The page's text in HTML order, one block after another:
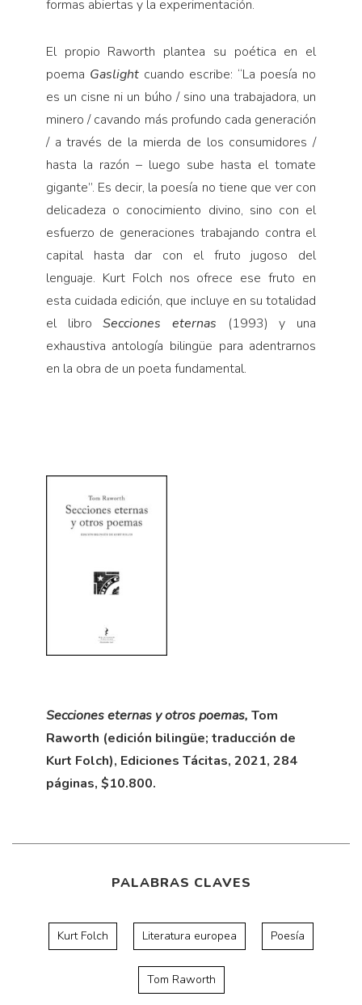
formas abiertas y la experimentación.
El propio Raworth plantea su poética en el
poema Gaslight cuando escribe: “La poesía no
es un cisne ni un búho / sino una trabajadora, un
minero / cavando más profundo cada generación
/ a través de la mierda de los consumidores /
hasta la razón – luego sube hasta el tomate
gigante”. Es decir, la poesía no tiene que ver con
delicadeza o conocimiento divino, sino con el
esfuerzo de generaciones trabajando contra el
capital hasta dar con el fruto jugoso del
lenguaje. Kurt Folch nos ofrece ese fruto en
esta cuidada edición, que incluye en su totalidad
el libroSecciones eternas (1993) y una
exhaustiva antología bilingüe para adentrarnos
en la obra de un poeta fundamental.
Secciones eternas y otros poemas, Tom
Raworth (edición bilingüe; traducción de
Kurt Folch), Ediciones Tácitas, 2021, 284
páginas, $10.800.
PALABRAS CLAVES
Kurt Folch Literatura europea Poesía
Tom Raworth